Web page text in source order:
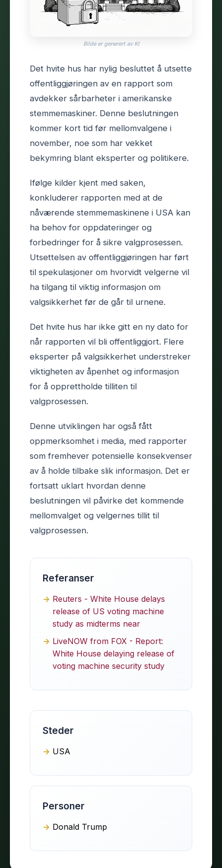
Bilde er generert av KI
Det hvite hus har nylig besluttet å utsette
offentliggjøringen av en rapport som
avdekker sårbarheter i amerikanske
stemmemaskiner. Denne beslutningen
kommer kort tid før mellomvalgene i
november, noe som har vekket
bekymring blant eksperter og politikere.
Ifølge kilder kjent med saken,
konkluderer rapporten med at de
nåværende stemmemaskinene i USA kan
ha behov for oppdateringer og
forbedringer for å sikre valgprosessen.
Utsettelsen av offentliggjøringen har ført
til spekulasjoner om hvorvidt velgerne vil
ha tilgang til viktig informasjon om
valgsikkerhet før de går til urnene.
Det hvite hus har ikke gitt en ny dato for
når rapporten vil bli offentliggjort. Flere
eksperter på valgsikkerhet understreker
viktigheten av åpenhet og informasjon
for å opprettholde tilliten til
valgprosessen.
Denne utviklingen har også fått
oppmerksomhet i media, med rapporter
som fremhever potensielle konsekvenser
av å holde tilbake slik informasjon. Det er
fortsatt uklart hvordan denne
beslutningen vil påvirke det kommende
mellomvalget og velgernes tillit til
valgprosessen.
Referanser
Reuters - White House delays
release of US voting machine
study as midterms near
LiveNOW from FOX - Report:
White House delaying release of
voting machine security study
Steder
USA
Personer
Donald Trump